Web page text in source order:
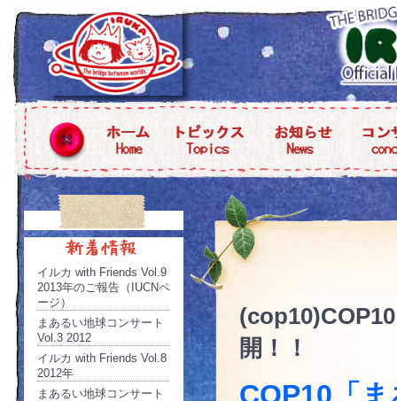
イルカ with Friends Vol.9
2013年のご報告（IUCNペ
ージ）
まあるい地球コンサート
Vol.3 2012
イルカ with Friends Vol.8
2012年
まあるい地球コンサート
開！！